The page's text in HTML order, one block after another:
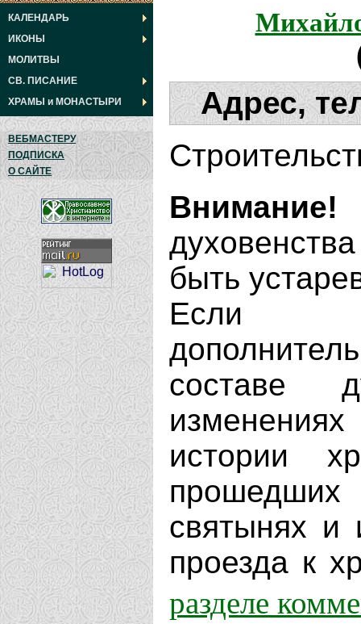
КАЛЕНДАРЬ
ИКОНЫ
МОЛИТВЫ
СВ. ПИСАНИЕ
ХРАМЫ и МОНАСТЫРИ
ВЕБМАСТЕРУ
ПОДПИСКА
О САЙТЕ
Адрес,
Внимание!
быть
Если
составе
истории
святынях и
проезда к
разделе